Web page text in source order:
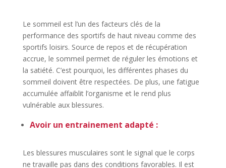
Le sommeil est l’un des facteurs clés de la
performance des sportifs de haut niveau comme des
sportifs loisirs. Source de repos et de récupération
accrue, le sommeil permet de réguler les émotions et
la satiété. C’est pourquoi, les différentes phases du
sommeil doivent être respectées. De plus, une fatigue
accumulée affaiblit l’organisme et le rend plus
vulnérable aux blessures.
Avoir un entrainement adapté :
Les blessures musculaires sont le signal que le corps
ne travaille pas dans des conditions favorables. Il est